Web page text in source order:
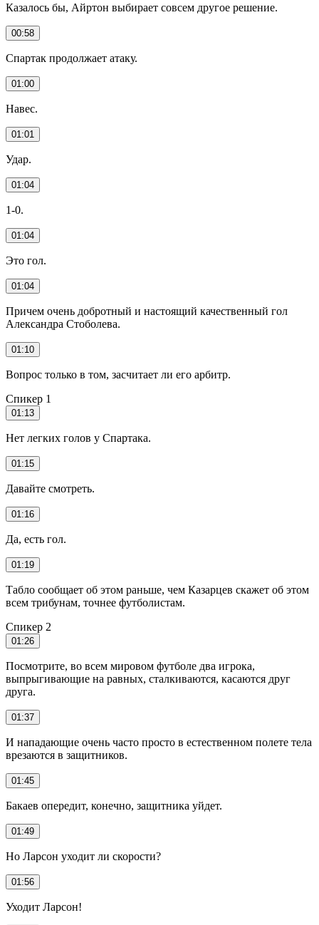
Казалось бы, Айртон выбирает совсем другое решение.
00:58
Спартак продолжает атаку.
01:00
Навес.
01:01
Удар.
01:04
1-0.
01:04
Это гол.
01:04
Причем очень добротный и настоящий качественный гол
Александра Стоболева.
01:10
Вопрос только в том, засчитает ли его арбитр.
Спикер 1
01:13
Нет легких голов у Спартака.
01:15
Давайте смотреть.
01:16
Да, есть гол.
01:19
Табло сообщает об этом раньше, чем Казарцев скажет об этом
всем трибунам, точнее футболистам.
Спикер 2
01:26
Посмотрите, во всем мировом футболе два игрока,
выпрыгивающие на равных, сталкиваются, касаются друг
друга.
01:37
И нападающие очень часто просто в естественном полете тела
врезаются в защитников.
01:45
Бакаев опередит, конечно, защитника уйдет.
01:49
Но Ларсон уходит ли скорости?
01:56
Уходит Ларсон!